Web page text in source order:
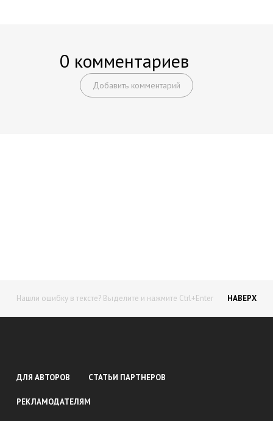
0 комментариев
Добавить комментарий
Нашли ошибку в тексте? Выделите и нажмите Ctrl+Enter НАВЕРХ
ДЛЯ АВТОРОВ СТАТЬИ ПАРТНЕРОВ
РЕКЛАМОДАТЕЛЯМ